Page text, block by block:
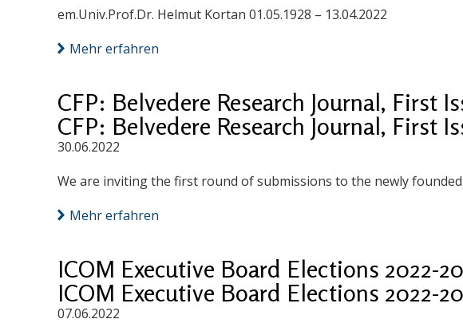
em.Univ.Prof.Dr. Helmut Kortan 01.05.1928 – 13.04.2022
Mehr erfahren
CFP: Belvedere Research Journal, First
CFP: Belvedere Research Journal, First
30.06.2022
We are inviting the first round of submissions to the newly founded
Mehr erfahren
ICOM Executive Board Elections 2022-
ICOM Executive Board Elections 2022-
07.06.2022